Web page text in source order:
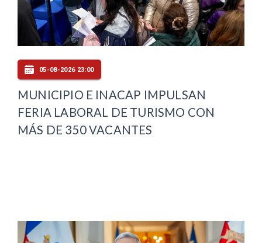
05-08-2026 23:00
MUNICIPIO E INACAP IMPULSAN
FERIA LABORAL DE TURISMO CON
MÁS DE 350 VACANTES